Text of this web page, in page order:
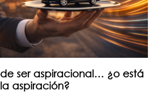
ser aspiracional… ¿o está
aspiración?